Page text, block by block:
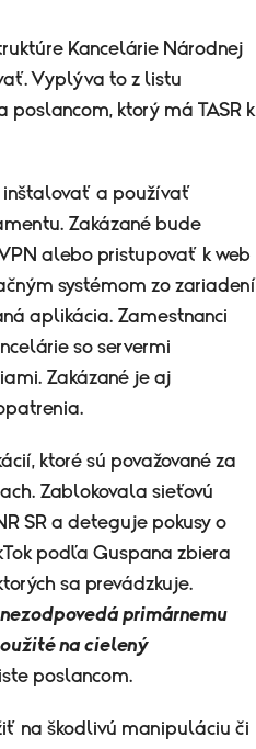
Kancelárie Národnej
Vyplýva to z listu
ktorý má TASR k
inštalovať a používať
Zakázané bude
alebo pristupovať k web
systémom zo zariadení
aplikácia. Zamestnanci
so servermi
Zakázané je aj
ktoré sú považované za
Zablokovala sieťovú
SR a deteguje pokusy o
podľa Guspana zbiera
sa prevádzkuje.
primárnemu
na cielený
poslancom.
na škodlivú manipuláciu či